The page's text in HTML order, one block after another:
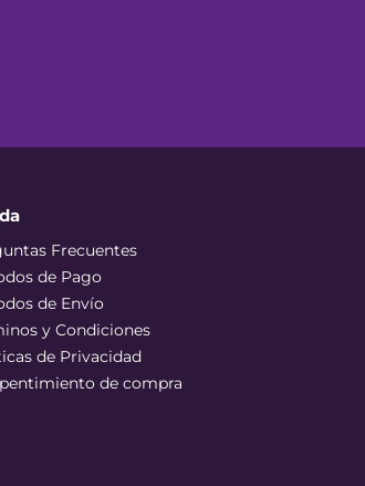
Frecuentes
de Pago
de Envío
y Condiciones
de Privacidad
de compra